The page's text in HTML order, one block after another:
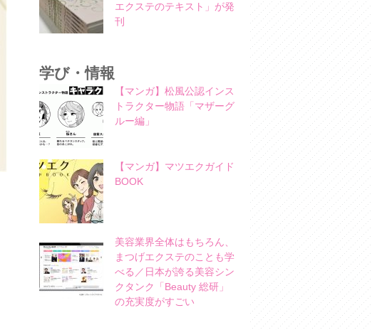
エクステのテキスト」が発
刊
学び・情報
【マンガ】松風公認インス
トラクター物語「マザーグ
ルー編」
【マンガ】マツエクガイド
BOOK
美容業界全体はもちろん、
まつげエクステのことも学
べる／日本が誇る美容シン
クタンク「Beauty 総研」
の充実度がすごい